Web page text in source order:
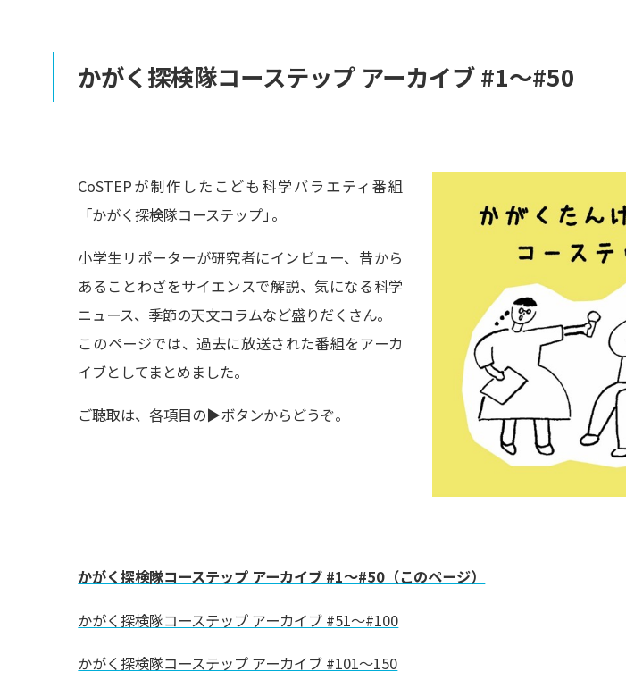
かがく 探検隊コーステップ アーカイブ#1～#50
CoSTEPが制作したこども科学バラエティ番組
「かがく探検隊コーステップ」 。
小学生リポーターが研究者にインビュー、昔から
あることわざをサイエンスで解説、気になる科学
ニュース、季節の天文コラムなど盛りだくさん。
このページでは、過去に放送された番組をアーカ
イブとしてまとめました。
ご聴取は、各項目の▶ボタンからどうぞ。
かがく探検隊コーステップ アーカイブ #1～#50（このページ）
かがく探検隊コーステップ アーカイブ #51～#100
かがく探検隊コーステップ アーカイブ #101～150